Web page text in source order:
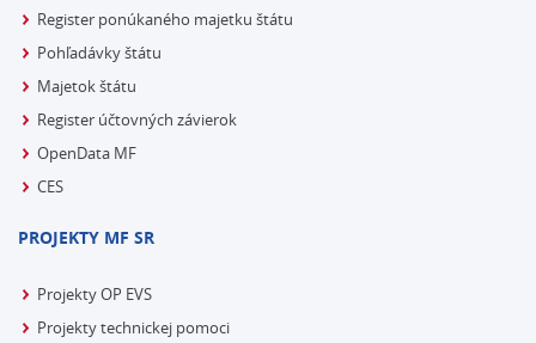
Register ponúkaného majetku štátu
Pohľadávky štátu
Majetok štátu
Register účtovných závierok
OpenData MF
CES
PROJEKTY MF SR
Projekty OP EVS
Projekty technickej pomoci